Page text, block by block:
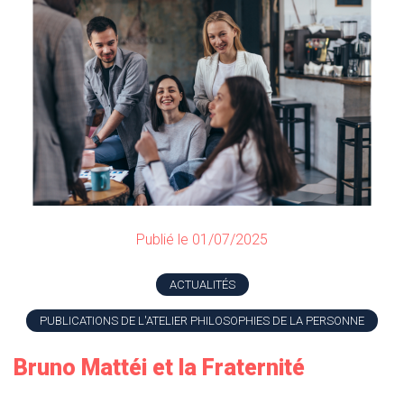
Publié le 01/07/2025
ACTUALITÉS
PUBLICATIONS DE L'ATELIER PHILOSOPHIES DE LA PERSONNE
Bruno Mattéi et la Fraternité